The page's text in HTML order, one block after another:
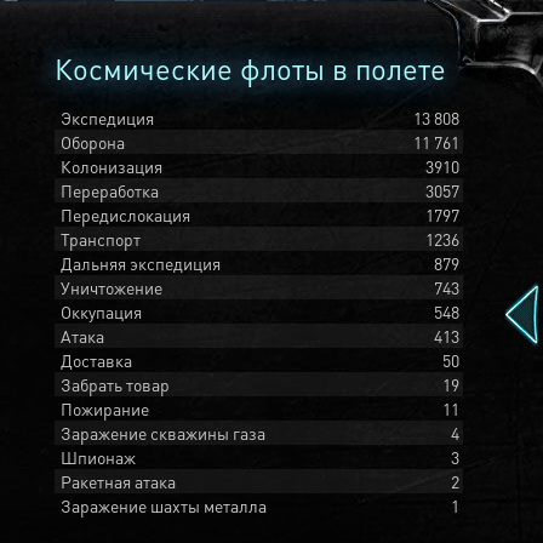
Космические флоты в полете
Экспедиция
13 808
Оборона
11 761
Колонизация
3910
Переработка
3057
Передислокация
1797
Транспорт
1236
Дальняя экспедиция
879
Уничтожение
743
Оккупация
548
Атака
413
Доставка
50
Забрать товар
19
Пожирание
11
Заражение скважины газа
4
Шпионаж
3
Ракетная атака
2
Заражение шахты металла
1